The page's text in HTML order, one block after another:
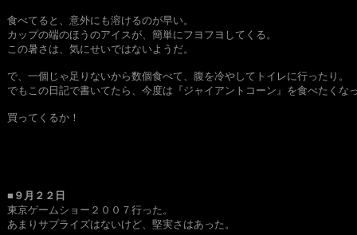
食べてると、意外にも溶けるのが早い。
カップの端のほうのアイスが、簡単にフヨフヨしてくる。
この暑さは、気にせいではないようだ。
で、一個じゃ足りないから数個食べて、腹を冷やしてトイレに行ったり。
でもこの日記で書いてたら、今度は『ジャイアントコーン』を食べたくな
買ってくるか！
■９月２２日
東京ゲームショー２００７行った。
あまりサプライズはないけど、堅実さはあった。